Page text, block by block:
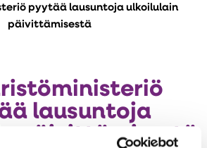
pyytää lausuntoja ulkoilulain
päivittämisestä
lausuntoja
päivittämisestä